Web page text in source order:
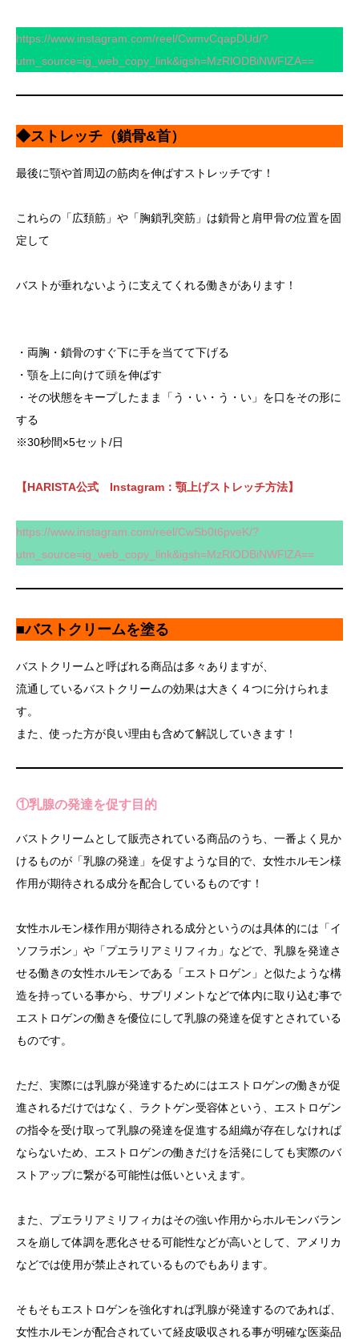
https://www.instagram.com/reel/CwmvCqapDUd/?
utm_source=ig_web_copy_link&igsh=MzRlODBiNWFlZA==
◆ストレッチ（鎖骨&首）
最後に顎や首周辺の筋肉を伸ばすストレッチです！
これらの「広頚筋」や「胸鎖乳突筋」は鎖骨と肩甲骨の位置を固
定して
バストが垂れないように支えてくれる働きがあります！
・両胸・鎖骨のすぐ下に手を当てて下げる
・顎を上に向けて頭を伸ばす
・その状態をキープしたまま「う・い・う・い」を口をその形に
する
※30秒間×5セット/日
【HARISTA公式 Instagram：顎上げストレッチ方法】
https://www.instagram.com/reel/CwSb0t6pveK/?
utm_source=ig_web_copy_link&igsh=MzRlODBiNWFlZA==
■バストクリームを塗る
バストクリームと呼ばれる商品は多々ありますが、
流通しているバストクリームの効果は大きく４つに分けられま
す。
また、使った方が良い理由も含めて解説していきます！
①乳腺の発達を促す目的
バストクリームとして販売されている商品のうち、一番よく見か
けるものが「乳腺の発達」を促すような目的で、女性ホルモン様
作用が期待される成分を配合しているものです！
女性ホルモン様作用が期待される成分というのは具体的には「イ
ソフラボン」や「プエラリアミリフィカ」などで、乳腺を発達さ
せる働きの女性ホルモンである「エストロゲン」と似たような構
造を持っている事から、サプリメントなどで体内に取り込む事で
エストロゲンの働きを優位にして乳腺の発達を促すとされている
ものです。
ただ、実際には乳腺が発達するためにはエストロゲンの働きが促
進されるだけではなく、ラクトゲン受容体という、エストロゲン
の指令を受け取って乳腺の発達を促進する組織が存在しなければ
ならないため、エストロゲンの働きだけを活発にしても実際のバ
ストアップに繋がる可能性は低いといえます。
また、プエラリアミリフィカはその強い作用からホルモンバラン
スを崩して体調を悪化させる可能性などが高いとして、アメリカ
などでは使用が禁止されているものでもあります。
そもそもエストロゲンを強化すれば乳腺が発達するのであれば、
女性ホルモンが配合されていて経皮吸収される事が明確な医薬品